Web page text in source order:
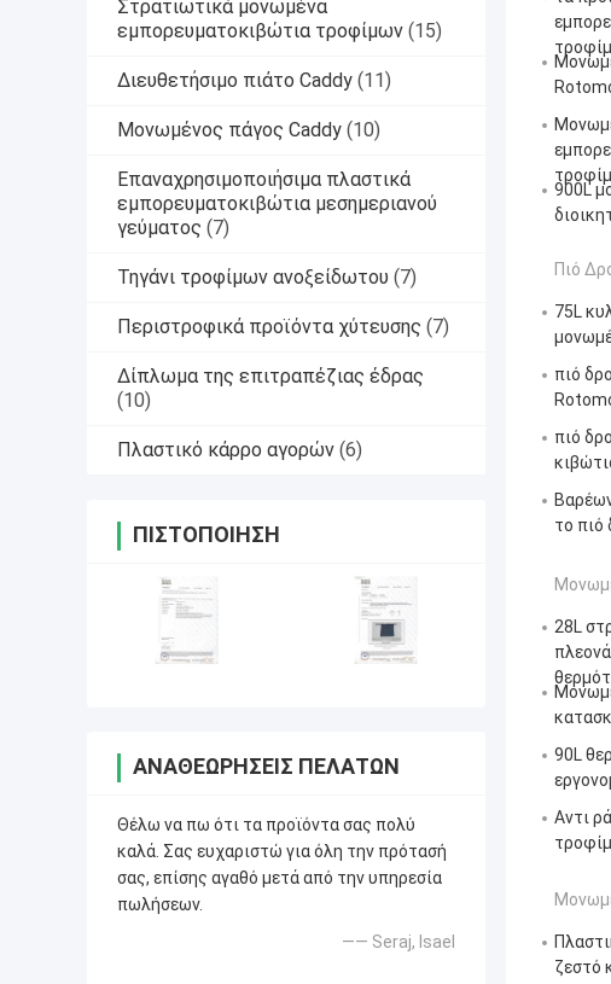
Στρατιωτικά μονωμένα
εμπορευματοκιβώτια τροφίμων (15)
Διευθετήσιμο πιάτο Caddy (11)
Μονωμένος πάγος Caddy (10)
Επαναχρησιμοποιήσιμα πλαστικά
εμπορευματοκιβώτια μεσημεριανού
γεύματος (7)
Τηγάνι τροφίμων ανοξείδωτου (7)
Περιστροφικά προϊόντα χύτευσης (7)
Δίπλωμα της επιτραπέζιας έδρας
(10)
Πλαστικό κάρρο αγορών (6)
ΠΙΣΤΟΠΟΊΗΣΗ
ΑΝΑΘΕΩΡΉΣΕΙΣ ΠΕΛΑΤΏΝ
Θέλω να πω ότι τα προϊόντα σας πολύ
καλά. Σας ευχαριστώ για όλη την πρότασή
σας, επίσης αγαθό μετά από την υπηρεσία
πωλήσεων.
—— Seraj, Isael
900L
Πιό
75L
πιό
πιό
το πιό
28L
90L
Αντι
ζεστό